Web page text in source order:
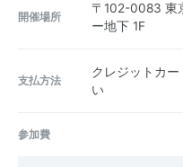
開催場所
〒102-0083 東
ー地下 1F
支払方法
クレジットカ
い
参加費